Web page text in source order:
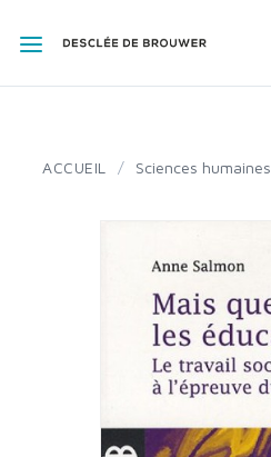
ACCUEIL / Sciences humaines